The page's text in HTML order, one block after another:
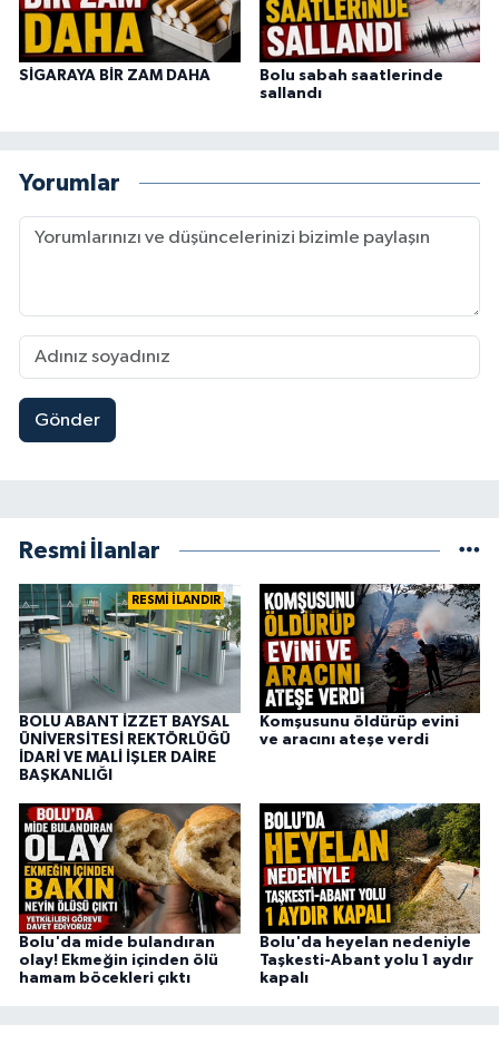
SİGARAYA BİR ZAM DAHA
Bolu sabah saatlerinde
sallandı
Yorumlar
Gönder
Resmi İlanlar
RESMİ İLANDIR
BOLU ABANT İZZET BAYSAL
ÜNİVERSİTESİ REKTÖRLÜĞÜ
İDARİ VE MALİ İŞLER DAİRE
BAŞKANLIĞI
Komşusunu öldürüp evini
ve aracını ateşe verdi
Bolu'da mide bulandıran
olay! Ekmeğin içinden ölü
hamam böcekleri çıktı
Bolu'da heyelan nedeniyle
Taşkesti-Abant yolu 1 aydır
kapalı